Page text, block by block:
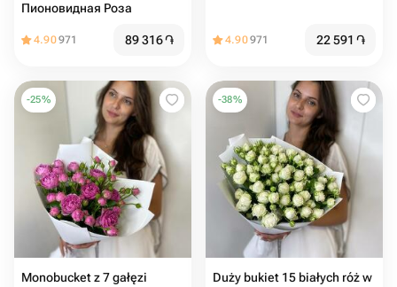
Пионовидная Роза
4.90971 89 316֏ 4.90971 22 591 ֏
-25%
Monobucket z 7 gałęzi
-38%
Duży bukiet 15 białych róż w